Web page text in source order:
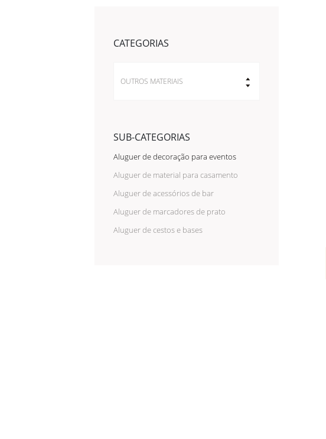
CATEGORIAS
OUTROS MATERIAIS
SUB-CATEGORIAS
Aluguer de decoração para eventos
Aluguer de material para casamento
Aluguer de acessórios de bar
Aluguer de marcadores de prato
Aluguer de cestos e bases